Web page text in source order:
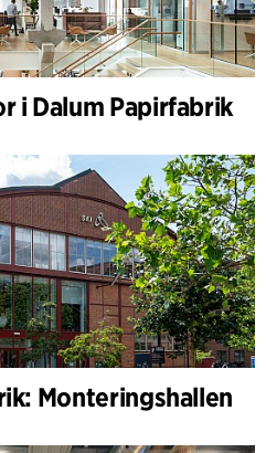
i Dalum Papirfabrik
Monteringshallen